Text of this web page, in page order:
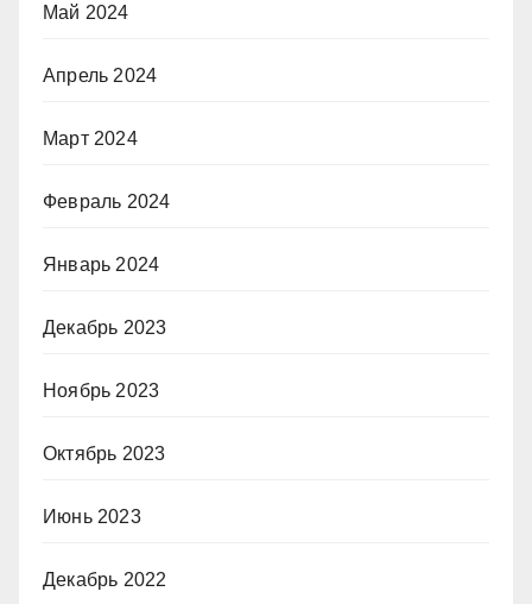
Май 2024
Апрель 2024
Март 2024
Февраль 2024
Январь 2024
Декабрь 2023
Ноябрь 2023
Октябрь 2023
Июнь 2023
Декабрь 2022